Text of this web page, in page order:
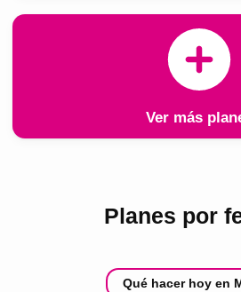
Ver más
Planes por
Qué hacer hoy en